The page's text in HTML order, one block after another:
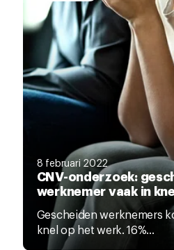
8 februari 2022
CNV-onderzoek:
werknemer vaak in
Gescheiden werknemers
knel op het werk. 16%...